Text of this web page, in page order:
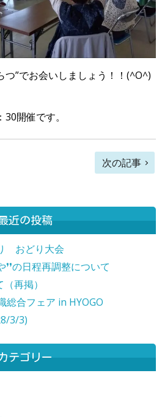
つ”でお会いしましょう！！(^O^)
開催です。
次の記事
近の投稿
おどり大会
❜❜の日程再調整について
再掲）
総合フェア in HYOGO
3/3)
テゴリー